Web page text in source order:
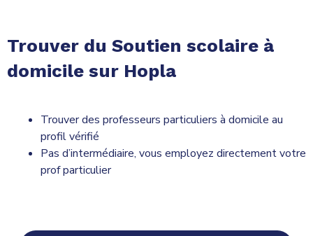
Trouver du Soutien scolaire à
domicile sur Hopla
Trouver des professeurs particuliers à domicile au
profil vérifié
Pas d’intermédiaire, vous employez directement votre
prof particulier